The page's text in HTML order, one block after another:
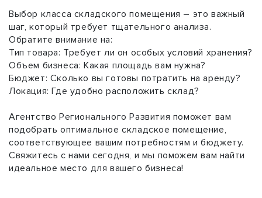
Выбор класса складского помещения – это важный
шаг, который требует тщательного анализа.
Обратите внимание на:
Тип товара: Требует ли он особых условий хранения?
Объем бизнеса: Какая площадь вам нужна?
Бюджет: Сколько вы готовы потратить на аренду?
Локация: Где удобно расположить склад?
Агентство Регионального Развития поможет вам
подобрать оптимальное складское помещение,
соответствующее вашим потребностям и бюджету.
Свяжитесь с нами сегодня, и мы поможем вам найти
идеальное место для вашего бизнеса!